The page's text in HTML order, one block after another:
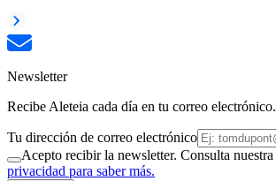
Newsletter
Recibe Aleteia cada día en tu correo electrónico.
Tu dirección de correo electrónico
Acepto recibir la newsletter. Consulta nuestra
privacidad para saber más.